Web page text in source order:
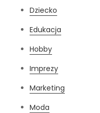
Dziecko
Edukacja
Hobby
Imprezy
Marketing
Moda